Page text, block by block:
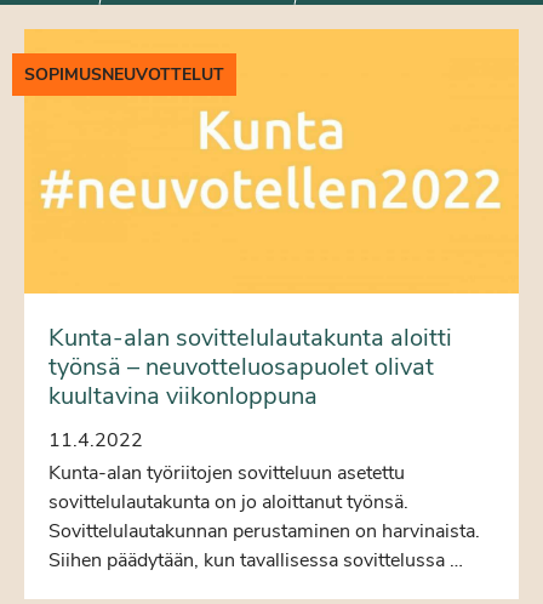
SOPIMUSNEUVOTTELUT
Kunta-alan sovittelulautakunta aloitti
työnsä – neuvotteluosapuolet olivat
kuultavina viikonloppuna
11.4.2022
Kunta-alan työriitojen sovitteluun asetettu
sovittelulautakunta on jo aloittanut työnsä.
Sovittelulautakunnan perustaminen on harvinaista.
Siihen päädytään, kun tavallisessa sovittelussa …